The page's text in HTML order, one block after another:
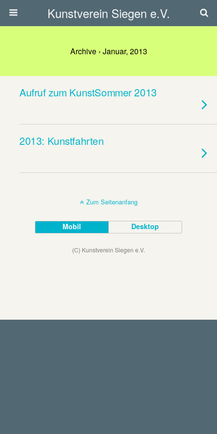
Kunstverein Siegen e.V.
Archive › Januar, 2013
Aufruf zum KunstSommer 2013
2013: Kunstfahrten
Zum Seitenanfang
Mobil Desktop
(C) Kunstverein Siegen e.V.